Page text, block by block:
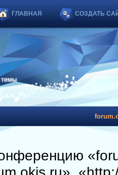
ГЛАВНАЯ СОЗДАТЬ
темы